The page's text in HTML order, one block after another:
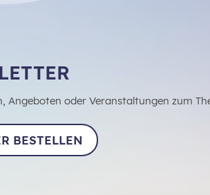
oder Veranstaltungen zum
BESTELLEN